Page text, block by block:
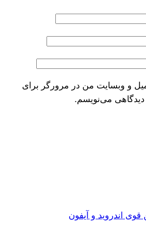
و وبسایت من در مرورگر برای
دیدگاهی می‌نویسم.
قوی اندروید و آیفون